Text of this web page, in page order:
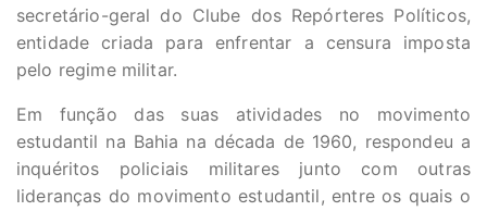
secretário-geral do Clube dos Repórteres Políticos,
entidade criada para enfrentar a censura imposta
pelo regime militar.
Em função das suas atividades no movimento
estudantil na Bahia na década de 1960, respondeu a
inquéritos policiais militares junto com outras
lideranças do movimento estudantil, entre os quais o